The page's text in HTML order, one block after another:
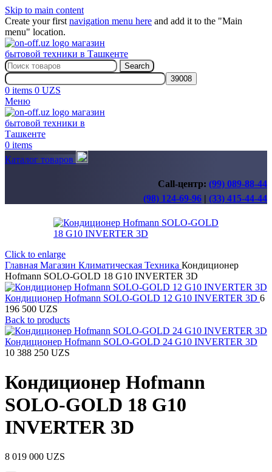
Skip to main content
Create your first navigation menu here and add it to the "Main
menu" location.
Search
0 items 0 UZS
Меню
0 items
Каталог товаров
Call-центр: (99) 089-88-44
(98) 124-69-96 | (33) 415-44-44
Click to enlarge
Главная Магазин Климатическая Техника Кондиционер
Hofmann SOLO-GOLD 18 G10 INVERTER 3D
Кондиционер Hofmann SOLO-GOLD 12 G10 INVERTER 3D 6
196 500 UZS
Back to products
Кондиционер Hofmann SOLO-GOLD 24 G10 INVERTER 3D
10 388 250 UZS
Кондиционер Hofmann
SOLO-GOLD 18 G10
INVERTER 3D
8 019 000 UZS